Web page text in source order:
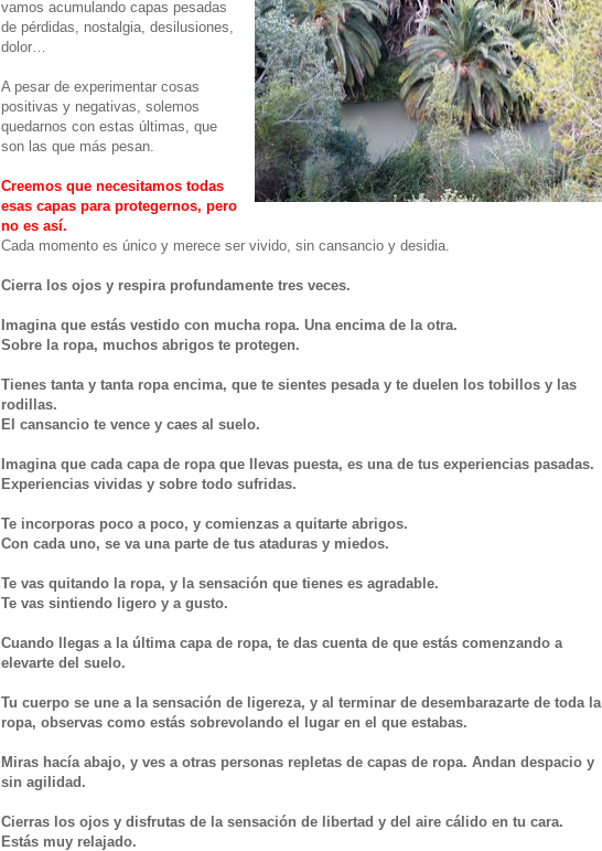
vamos acumulando capas pesadas
de pérdidas, nostalgia, desilusiones,
dolor…
A pesar de experimentar cosas
positivas y negativas, solemos
quedarnos con estas últimas, que
son las que más pesan.
Creemos que necesitamos todas
esas capas para protegernos, pero
no es así.
Cada momento es único y merece ser vivido, sin cansancio y desidia.
Cierra los ojos y respira profundamente tres veces.
Imagina que estás vestido con mucha ropa. Una encima de la otra.
Sobre la ropa, muchos abrigos te protegen.
Tienes tanta y tanta ropa encima, que te sientes pesada y te duelen los tobillos y las
rodillas.
El cansancio te vence y caes al suelo.
Imagina que cada capa de ropa que llevas puesta, es una de tus experiencias pasadas.
Experiencias vividas y sobre todo sufridas.
Te incorporas poco a poco, y comienzas a quitarte abrigos.
Con cada uno, se va una parte de tus ataduras y miedos.
Te vas quitando la ropa, y la sensación que tienes es agradable.
Te vas sintiendo ligero y a gusto.
Cuando llegas a la última capa de ropa, te das cuenta de que estás comenzando a
elevarte del suelo.
Tu cuerpo se une a la sensación de ligereza, y al terminar de desembarazarte de toda la
ropa, observas como estás sobrevolando el lugar en el que estabas.
Miras hacía abajo, y ves a otras personas repletas de capas de ropa. Andan despacio y
sin agilidad.
Cierras los ojos y disfrutas de la sensación de libertad y del aire cálido en tu cara.
Estás muy relajado.